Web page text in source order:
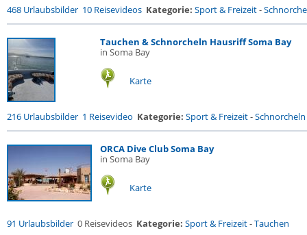
468 Urlaubsbilder 10 Reisevideos Kategorie: Sport & Freizeit-
Tauchen & Schnorcheln Hausriff Soma Bay
in Soma Bay
Karte
216 Urlaubsbilder 1 Reisevideo Kategorie: Sport & Freizeit-Schnorcheln
ORCA Dive Club Soma Bay
in Soma Bay
Karte
91 Urlaubsbilder 0 Reisevideos Kategorie: Sport & Freizeit-Tauchen